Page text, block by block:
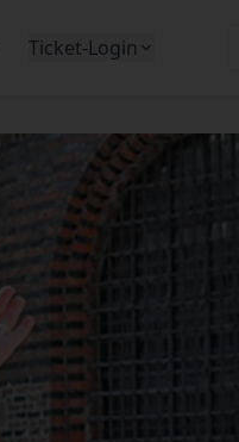
Ticket-Login